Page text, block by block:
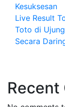
Kesuksesan
Live Result
Toto di
Secara
Recent